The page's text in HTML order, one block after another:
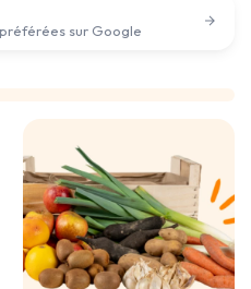
sur Google